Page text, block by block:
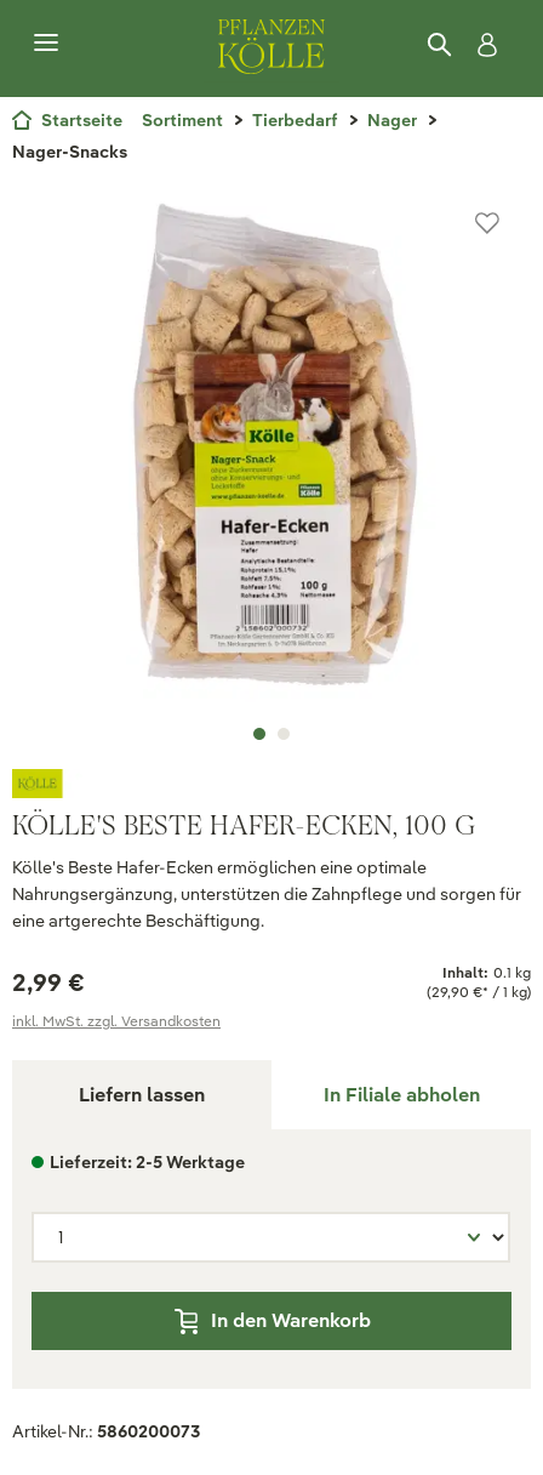
Startseite Sortiment Tierbedarf
Nager
Nager-Snacks
KÖLLE'S BESTE HAFER-ECKEN, 100 G
Kölle's Beste Hafer-Ecken ermöglichen eine optimale
Nahrungsergänzung, unterstützen die Zahnpflege und sorgen für
eine artgerechte Beschäftigung.
2,99 € Inhalt: 0.1 kg
(29,90 €* / 1 kg)
inkl. MwSt. zzgl. Versandkosten
Liefern lassen In Filiale abholen
Lieferzeit: 2-5 Werktage
In den Warenkorb
Artikel-Nr.: 5860200073